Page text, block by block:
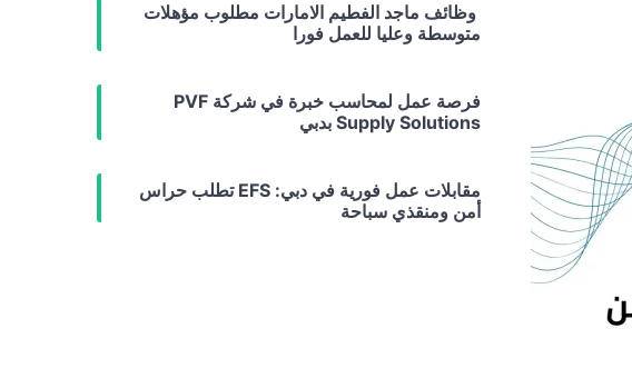
وظائف ماجد الفطيم الامارات مطلوب مؤهلات
متوسطة وعليا للعمل فورا
فرصة عمل لمحاسب خبرة في شركة PVF
Supply Solutions بدبي
مقابلات عمل فورية في دبي: EFS تطلب حراس
أمن ومنقذي سباحة